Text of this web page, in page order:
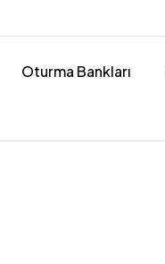
Oturma Bankları